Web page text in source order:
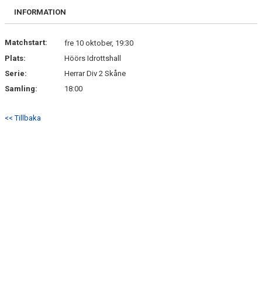
BILDGALLERI
INFORMATION
Matchstart:
fre 10 oktober, 19:30
Plats:
Höörs Idrottshall
Serie:
Herrar Div 2 Skåne
Samling:
18:00
<< Tillbaka